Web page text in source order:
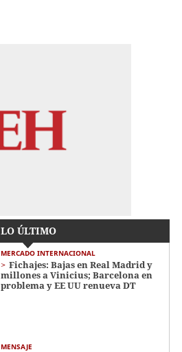
LO ÚLTIMO
MERCADO INTERNACIONAL
Fichajes: Bajas en Real Madrid y
millones a Vinicius; Barcelona en
problema y EE UU renueva DT
MENSAJE